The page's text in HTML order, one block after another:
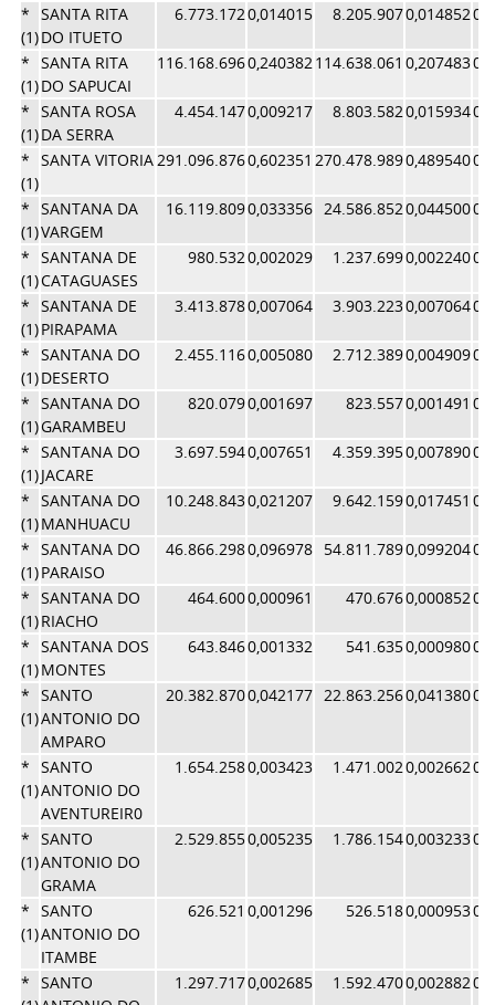
*
(1)
SANTA RITA
DO ITUETO
6.773.1720,014015 8.205.9070,014852
*
(1)
SANTA RITA
DO SAPUCAI
116.168.6960,240382114.638.061 0,207483
*
(1)
SANTA ROSA
DA SERRA
4.454.1470,009217 8.803.5820,015934
*
(1)
SANTA VITORIA291.096.8760,602351 270.478.9890,489540
*
(1)
SANTANA DA
VARGEM
16.119.8090,033356 24.586.8520,044500
*
(1)
SANTANA DE
CATAGUASES
980.5320,002029 1.237.6990,002240
*
(1)
SANTANA DE
PIRAPAMA
3.413.8780,007064 3.903.2230,007064
*
(1)
SANTANA DO
DESERTO
2.455.1160,005080 2.712.3890,004909
*
(1)
SANTANA DO
GARAMBEU
820.0790,001697 823.5570,001491
*
(1)
SANTANA DO
JACARE
3.697.5940,007651 4.359.3950,007890
*
(1)
SANTANA DO
MANHUACU
10.248.8430,021207 9.642.1590,017451
*
(1)
SANTANA DO
PARAISO
46.866.2980,096978 54.811.7890,099204
*
(1)
SANTANA DO
RIACHO
464.6000,000961 470.6760,000852
*
(1)
SANTANA DOS
MONTES
643.8460,001332 541.6350,000980
*
(1)
SANTO
ANTONIO DO
AMPARO
20.382.8700,042177 22.863.2560,041380
*
(1)
SANTO
ANTONIO DO
AVENTUREIR0
1.654.2580,003423 1.471.0020,002662
*
(1)
SANTO
ANTONIO DO
GRAMA
2.529.8550,005235 1.786.1540,003233
*
(1)
SANTO
ANTONIO DO
ITAMBE
626.521 0,001296 526.5180,000953
* SANTO
1.297.7170,002685 1.592.4700,002882